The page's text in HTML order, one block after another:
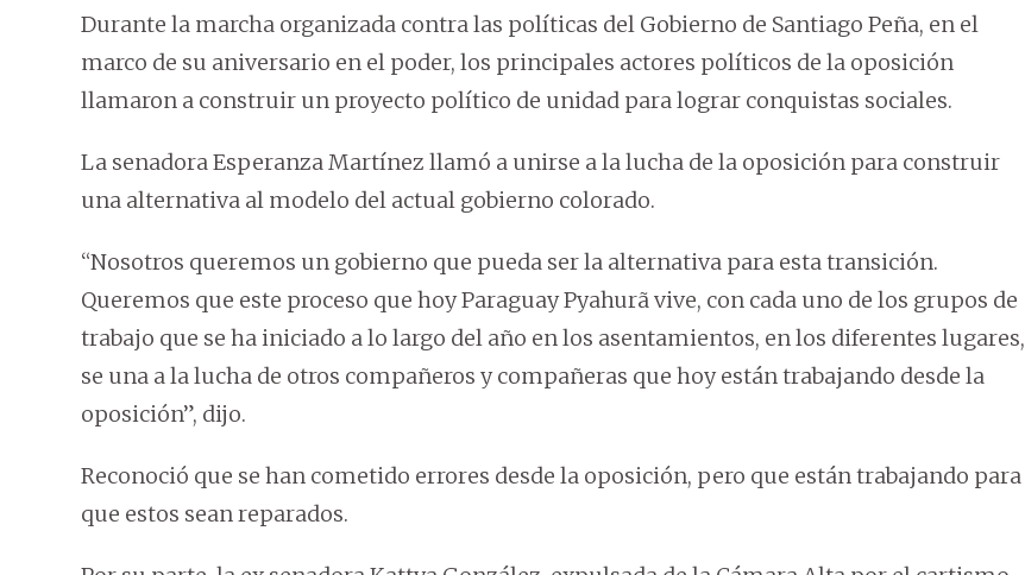
Durante la marcha organizada contra las políticas del Gobierno de Santiago Peña, en el
marco de su aniversario en el poder, los principales actores políticos de la oposición
llamaron a construir un proyecto político de unidad para lograr conquistas sociales.
La senadora Esperanza Martínez llamó a unirse a la lucha de la oposición para construir
una alternativa al modelo del actual gobierno colorado.
“Nosotros queremos un gobierno que pueda ser la alternativa para esta transición.
Queremos que este proceso que hoy Paraguay Pyahurã vive, con cada uno de los grupos de
trabajo que se ha iniciado a lo largo del año en los asentamientos, en los diferentes lugares,
se una a la lucha de otros compañeros y compañeras que hoy están trabajando desde la
oposición”, dijo.
Reconoció que se han cometido errores desde la oposición, pero que están trabajando para
que estos sean reparados.